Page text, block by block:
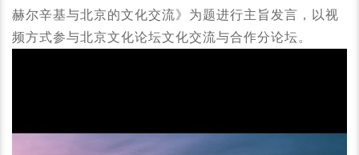
赫尔辛基与北京的文化交流》为题进行主旨发言，以视
频方式参与北京文化论坛文化交流与合作分论坛。